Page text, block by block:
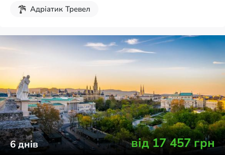
Адріатик Тревел
6днів від17 457грн